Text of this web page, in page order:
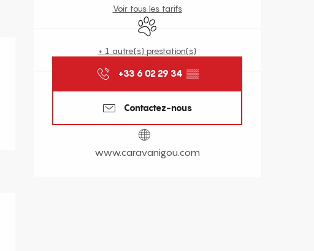
Voir tous les tarifs
Animaux acceptés
+ 1 autre(s) prestation(s)
+33 6 02 29 34 ▒▒
Contactez-nous
www.caravanigou.com